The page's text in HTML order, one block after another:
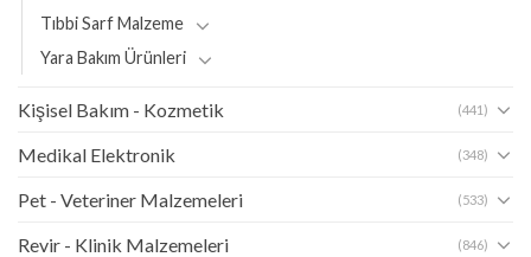
Tıbbi Sarf Malzeme
Yara Bakım Ürünleri
Kişisel Bakım - Kozmetik (441)
Medikal Elektronik (348)
Pet - Veteriner Malzemeleri (533)
Revir - Klinik Malzemeleri (846)